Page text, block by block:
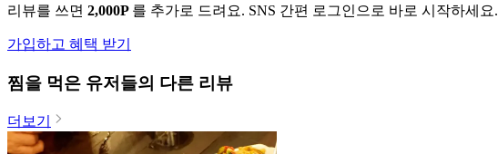
리뷰를 쓰면 2,000P 를 추가로 드려요. SNS 간편 로그인으로 바로 시작하세요.
가입하고 혜택 받기
찜을 먹은 유저들의 다른 리뷰
더보기